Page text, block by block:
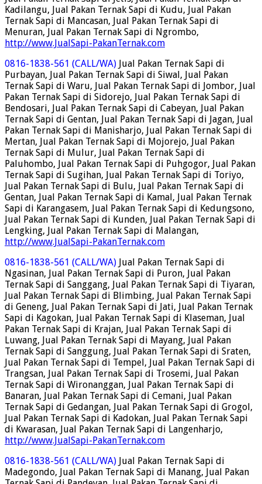
Kadilangu, Jual Pakan Ternak Sapi di Kudu, Jual Pakan
Ternak Sapi di Mancasan, Jual Pakan Ternak Sapi di
Menuran, Jual Pakan Ternak Sapi di Ngrombo,
http://www.JualSapi-PakanTernak.com
0816-1838-561 (CALL/WA) Jual Pakan Ternak Sapi di
Purbayan, Jual Pakan Ternak Sapi di Siwal, Jual Pakan
Ternak Sapi di Waru, Jual Pakan Ternak Sapi di Jombor, Jual
Pakan Ternak Sapi di Sidorejo, Jual Pakan Ternak Sapi di
Bendosari, Jual Pakan Ternak Sapi di Cabeyan, Jual Pakan
Ternak Sapi di Gentan, Jual Pakan Ternak Sapi di Jagan, Jual
Pakan Ternak Sapi di Manisharjo, Jual Pakan Ternak Sapi di
Mertan, Jual Pakan Ternak Sapi di Mojorejo, Jual Pakan
Ternak Sapi di Mulur, Jual Pakan Ternak Sapi di
Paluhombo, Jual Pakan Ternak Sapi di Puhgogor, Jual Pakan
Ternak Sapi di Sugihan, Jual Pakan Ternak Sapi di Toriyo,
Jual Pakan Ternak Sapi di Bulu, Jual Pakan Ternak Sapi di
Gentan, Jual Pakan Ternak Sapi di Kamal, Jual Pakan Ternak
Sapi di Karangasem, Jual Pakan Ternak Sapi di Kedungsono,
Jual Pakan Ternak Sapi di Kunden, Jual Pakan Ternak Sapi di
Lengking, Jual Pakan Ternak Sapi di Malangan,
http://www.JualSapi-PakanTernak.com
0816-1838-561 (CALL/WA) Jual Pakan Ternak Sapi di
Ngasinan, Jual Pakan Ternak Sapi di Puron, Jual Pakan
Ternak Sapi di Sanggang, Jual Pakan Ternak Sapi di Tiyaran,
Jual Pakan Ternak Sapi di Blimbing, Jual Pakan Ternak Sapi
di Geneng, Jual Pakan Ternak Sapi di Jati, Jual Pakan Ternak
Sapi di Kagokan, Jual Pakan Ternak Sapi di Klaseman, Jual
Pakan Ternak Sapi di Krajan, Jual Pakan Ternak Sapi di
Luwang, Jual Pakan Ternak Sapi di Mayang, Jual Pakan
Ternak Sapi di Sanggung, Jual Pakan Ternak Sapi di Sraten,
Jual Pakan Ternak Sapi di Tempel, Jual Pakan Ternak Sapi di
Trangsan, Jual Pakan Ternak Sapi di Trosemi, Jual Pakan
Ternak Sapi di Wironanggan, Jual Pakan Ternak Sapi di
Banaran, Jual Pakan Ternak Sapi di Cemani, Jual Pakan
Ternak Sapi di Gedangan, Jual Pakan Ternak Sapi di Grogol,
Jual Pakan Ternak Sapi di Kadokan, Jual Pakan Ternak Sapi
di Kwarasan, Jual Pakan Ternak Sapi di Langenharjo,
http://www.JualSapi-PakanTernak.com
0816-1838-561 (CALL/WA) Jual Pakan Ternak Sapi di
Madegondo, Jual Pakan Ternak Sapi di Manang, Jual Pakan